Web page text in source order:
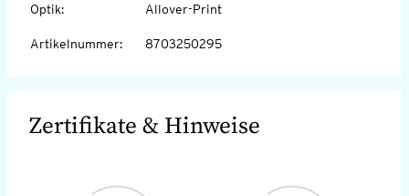
Optik: Allover-Print
Artikelnummer: 8703250295
Zertifikate & Hinweise